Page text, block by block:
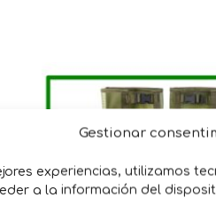
Gestionar
experiencias, utilizamos
a la información del